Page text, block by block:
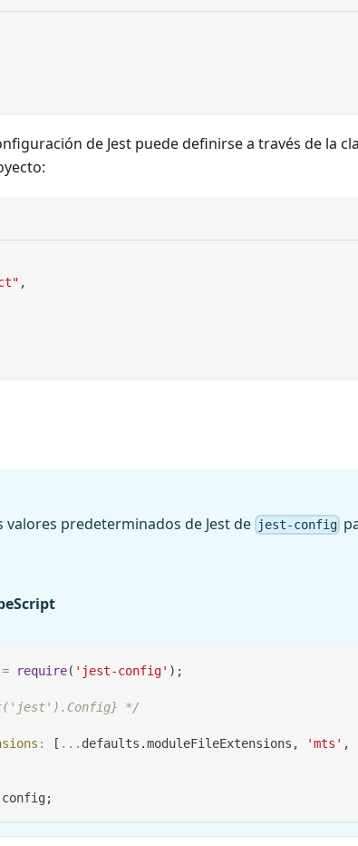
de Jest puede definirse a través de la
,
valores predeterminados de Jest de jest-config
= require( 'jest-config' ) ;
*/
: [ ... defaults .moduleFileExtensions , 'mts' ,
config;